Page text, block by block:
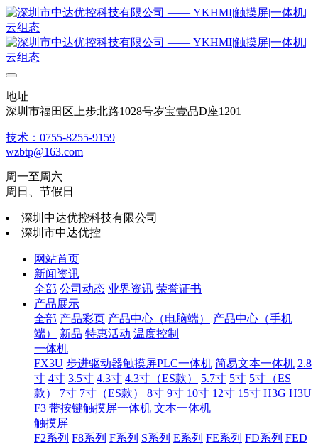
地址
深圳市福田区上步北路1028号岁宝壹品D座1201
技术：0755-8255-9159
wzbtp@163.com
周一至周六
周日、节假日
深圳中达优控科技有限公司
深圳市中达优控
网站首页
新闻资讯
全部 公司动态 业界资讯 荣誉证书
产品展示
全部 产品彩页 产品中心（电脑端）
产品中心（手机
端）
新品 特惠活动 温度控制
一体机
FX3U 步进驱动器触摸屏PLC一体机 简易文本一体机 2.8
寸 4寸 3.5寸 4.3寸 4.3寸（ES款） 5.7寸 5寸 5寸（ES
款）
7寸 7寸（ES款） 8寸 9寸 10寸 12寸 15寸 H3G H3U
F3 带按键触摸屏一体机 文本一体机
触摸屏
F2系列 F8系列 F系列 S系列 E系列 FE系列 FD系列 FED